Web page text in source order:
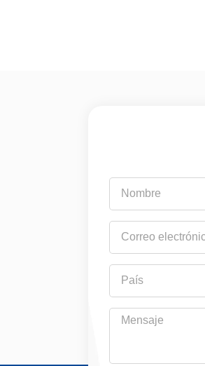
electrónico
Mensaje